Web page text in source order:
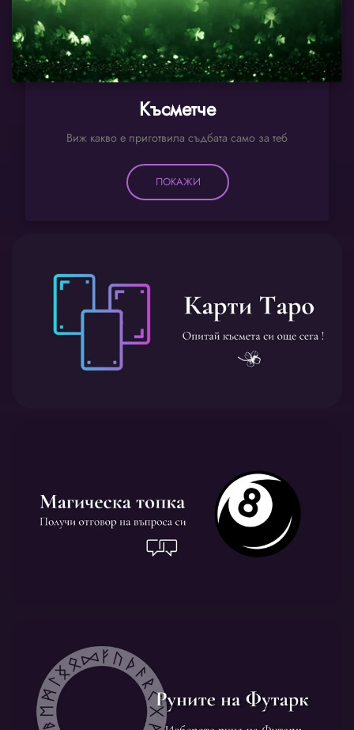
Късметче
Виж какво е приготвила съдбата само за теб
ПОКАЖИ